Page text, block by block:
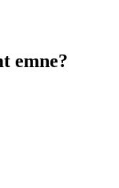
emne?